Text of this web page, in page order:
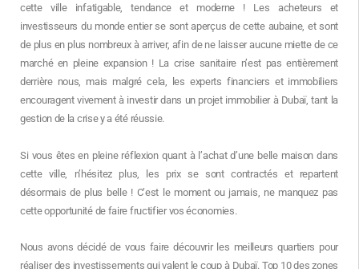
cette ville infatigable, tendance et moderne ! Les acheteurs et
investisseurs du monde entier se sont aperçus de cette aubaine, et sont
de plus en plus nombreux à arriver, afin de ne laisser aucune miette de ce
marché en pleine expansion ! La crise sanitaire n’est pas entièrement
derrière nous, mais malgré cela, les experts financiers et immobiliers
encouragent vivement à investir dans un projet immobilier à Dubaï, tant la
gestion de la crise y a été réussie.
Si vous êtes en pleine réflexion quant à l’achat d’une belle maison dans
cette ville, n’hésitez plus, les prix se sont contractés et repartent
désormais de plus belle ! C’est le moment ou jamais, ne manquez pas
cette opportunité de faire fructifier vos économies.
Nous avons décidé de vous faire découvrir les meilleurs quartiers pour
réaliser des investissements qui valent le coup à Dubaï. Top 10 des zones